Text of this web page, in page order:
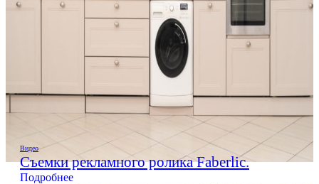
Видео
Съемки рекламного ролика Faberlic.
Подробнее